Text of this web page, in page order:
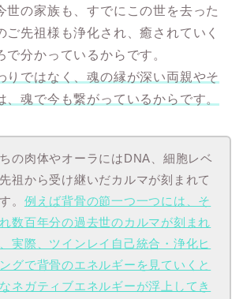
世の家族も、すでにこの世を去った
ご先祖様も浄化され、癒されていく
で分かっているからです。
りではなく、魂の縁が深い両親やそ
、魂で今も繋がっているからです。
の肉体やオーラにはDNA、細胞レベ
祖から受け継いだカルマが刻まれて
。 例えば背骨の節一つ一つには、そ
数百年分の過去世のカルマが刻まれ
実際、ツインレイ自己統合・浄化ヒ
グで背骨のエネルギーを見ていくと
ネガティブエネルギーが浮上してき